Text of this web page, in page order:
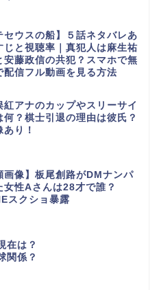
セウスの船】５話ネタバレあ
じと視聴率｜真犯人は麻生祐
安藤政信の共犯？スマホで無
配信フル動画を見る方法
紅アナのカップやスリーサイ
何？棋士引退の理由は彼氏？
あり！
画像】板尾創路がDMナンパ
女性Aさんは28才で誰？
スクショ暴露
在は？
関係？